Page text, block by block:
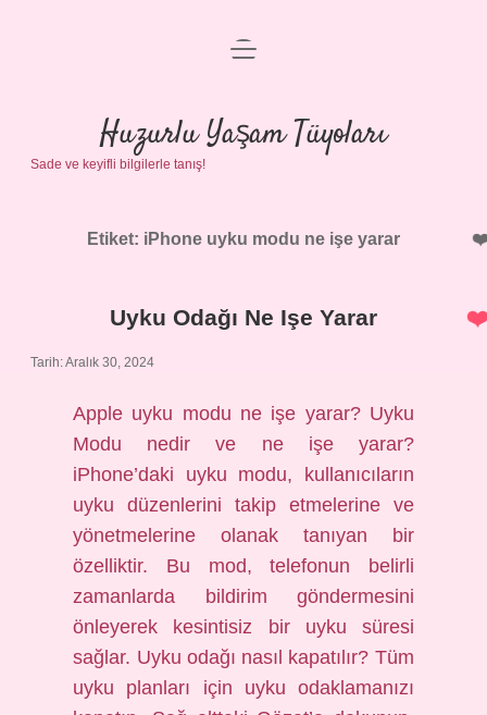
Anasayfa
Gizlilik Politikası
Yasal Uyarı
menüyü
Huzurlu Yaşam Tüyoları
Sade ve keyifli bilgilerle tanış!
Etiket: iPhone uyku modu ne işe yarar
Uyku Odağı Ne Işe Yarar
Tarih: Aralık 30, 2024
Apple uyku modu ne işe yarar? Uyku
Modu nedir ve ne işe yarar?
iPhone’daki uyku modu, kullanıcıların
uyku düzenlerini takip etmelerine ve
yönetmelerine olanak tanıyan bir
özelliktir. Bu mod, telefonun belirli
zamanlarda bildirim göndermesini
önleyerek kesintisiz bir uyku süresi
sağlar. Uyku odağı nasıl kapatılır? Tüm
uyku planları için uyku odaklamanızı